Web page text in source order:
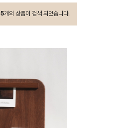
5개의 상품이 검색 되었습니다.